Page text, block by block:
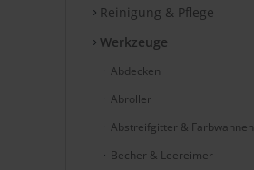
Reinigung & Pflege
Werkzeuge
Abdecken
Abroller
Abstreifgitter & Farbwannen
Becher & Leereimer